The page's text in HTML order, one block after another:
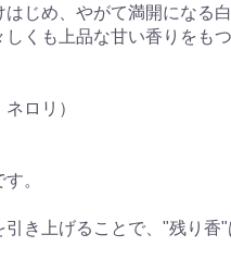
じめ、やがて満開になる
くも上品な甘い香りをも
ロリ）
。
き上げることで、"残り香"